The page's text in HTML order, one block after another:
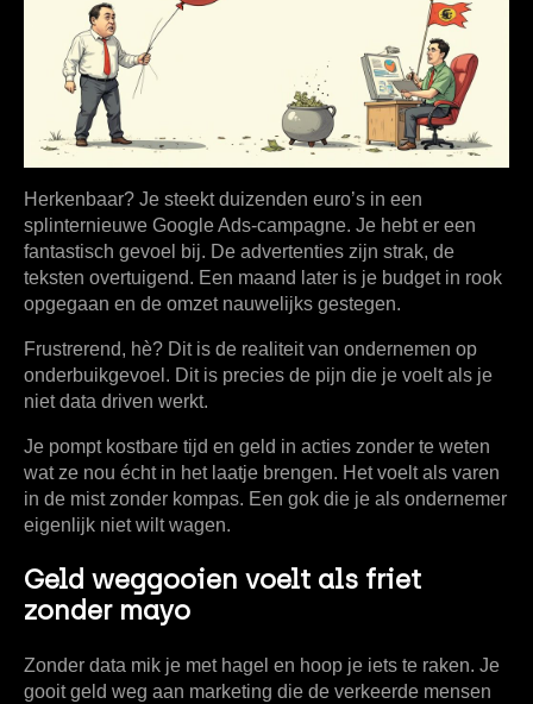
Herkenbaar? Je steekt duizenden euro’s in een
splinternieuwe Google Ads-campagne. Je hebt er een
fantastisch gevoel bij. De advertenties zijn strak, de
teksten overtuigend. Een maand later is je budget in rook
opgegaan en de omzet nauwelijks gestegen.
Frustrerend, hè? Dit is de realiteit van ondernemen op
onderbuikgevoel. Dit is precies de pijn die je voelt als je
nietdata driven werkt.
Je pompt kostbare tijd en geld in acties zonder te weten
wat ze nou écht in het laatje brengen. Het voelt als varen
in de mist zonder kompas. Een gok die je als ondernemer
eigenlijk niet wilt wagen.
Geld weggooien voelt als friet
zonder mayo
Zonder data mik je met hagel en hoop je iets te raken. Je
gooit geld weg aan marketing die de verkeerde mensen